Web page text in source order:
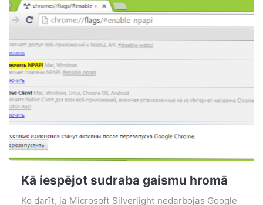
Kā iespējot sudraba gaismu hromā
Ko darīt, ja Microsoft Silverlight nedarbojas Google